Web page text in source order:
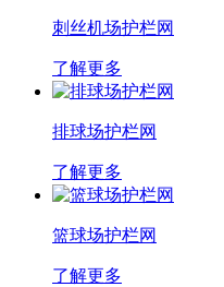
刺丝机场护栏网
了解更多
排球场护栏网
了解更多
篮球场护栏网
了解更多